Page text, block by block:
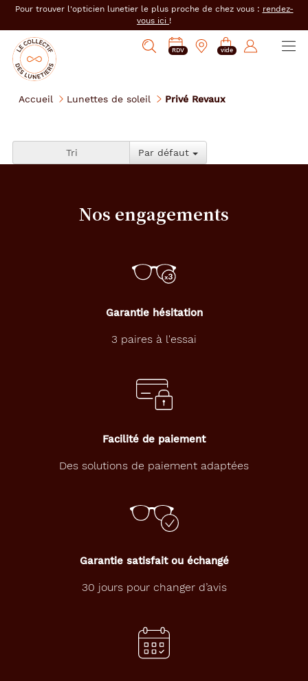
auPour trouver l'opticien lunetier le plus proche de chez vous : rendez-
vous ici !
Opticien
le
collectif
lunetiers
AfficherPRENDRE
RDV
Mon
magasin
Mes
vide
Mon
compte
Ouvrir
menu
Accueil Lunettes de soleil Privé Revaux
Tri Par défaut
Nos engagements
Garantie hésitation
3 paires à l'essai
Facilité de paiement
Des solutions de paiement adaptées
Garantie satisfait ou échangé
30 jours pour changer d’avis